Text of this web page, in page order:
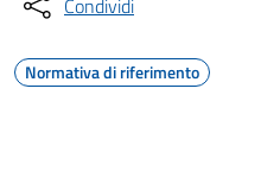
Condividi
Normativa di riferimento